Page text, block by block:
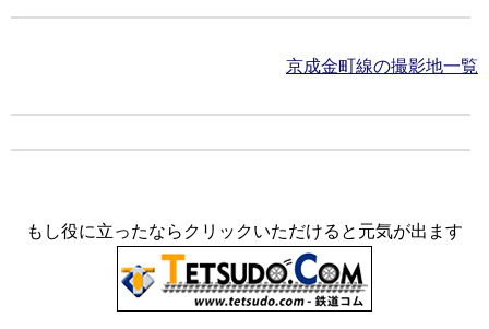
京成金町線の撮影地一覧
もし役に立ったならクリックいただけると元気が出ます